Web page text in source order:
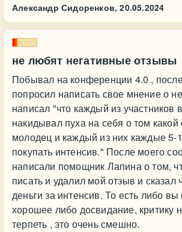
Александр Сидоренков, 20.05.2024
не любят негативные отзывы
Побывал на конференции 4.0 ,
попросил написать свое мнение о
написал "что каждый из участников
накидывал пуха на себя о том какой
молодец и каждый из них каждые 5-
покупать интенсив." После моего
написали помощник Лапина о том,
писать и удалил мой отзыв и сказал
деньги за интенсив. То есть либо
хорошее либо досвидание, критику
терпеть , это очень смешно.